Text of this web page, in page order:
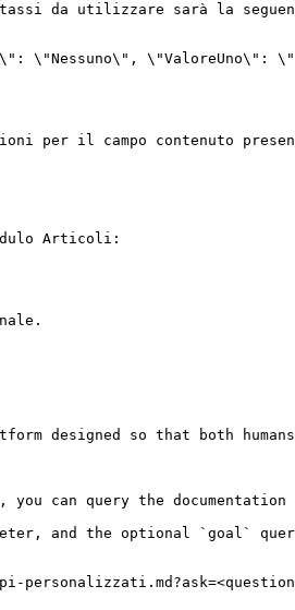
da utilizzare sarà la
\"ValoreUno\":
per il campo contenuto
Articoli:
designed so that both
can query the documentation
and the optional `goal`